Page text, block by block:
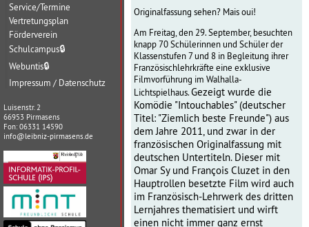
Service/Termine
Vertretungsplan
Förderverein
Schulcampus🔒
Webuntis🔒
Impressum / Datenschutz
Luisenstr. 2
66953 Pirmasens
Fon: 06331 14590
info@leibniz-pirmasens.de
Originalfassung sehen? Mais oui!
Am Freitag, den 29. September, besuchten
knapp 70 Schülerinnen und Schüler der
Klassenstufen 7 und 8 in Begleitung ihrer
Französischlehrkräfte eine exklusive
Filmvorführung im Walhalla-
Lichtspielhaus.Gezeigt wurde die
Komödie "Intouchables" (deutscher
Titel: "Ziemlich beste Freunde") aus
dem Jahre 2011, und zwar in der
französischen Originalfassung mit
deutschen Untertiteln. Dieser mit
Omar Sy und François Cluzet in den
Hauptrollen besetzte Film wird auch
im Französisch-Lehrwerk des dritten
Lernjahres thematisiert und wirft
einen nicht immer ganz ernst